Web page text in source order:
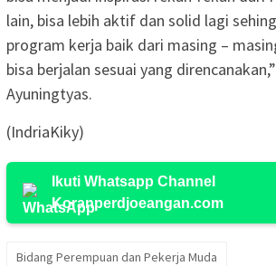
lain, bisa lebih aktif dan solid lagi
program kerja baik dari masing –
bisa berjalan sesuai yang
Ayuningtyas.
(IndriaKiky)
Ikuti Whatsapp Channel
Koranperdjoeangan.com
Bidang Perempuan dan Pekerja Muda